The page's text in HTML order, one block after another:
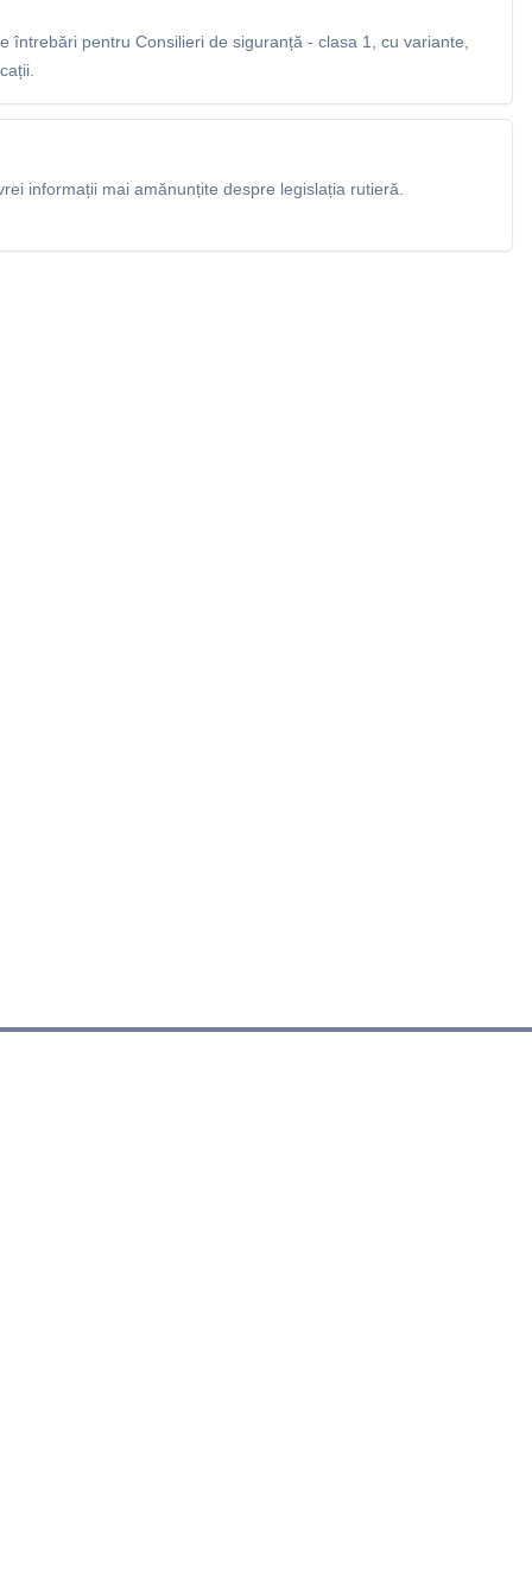
întrebări pentru Consilieri de siguranță - clasa 1, cu variante,
informații mai amănunțite despre legislația rutieră.